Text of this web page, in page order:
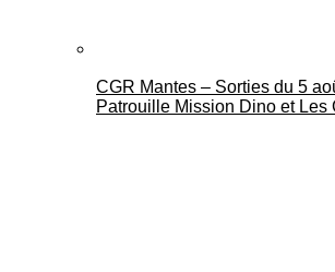
CGR Mantes – Sorties du 5
Patrouille Mission Dino et Les